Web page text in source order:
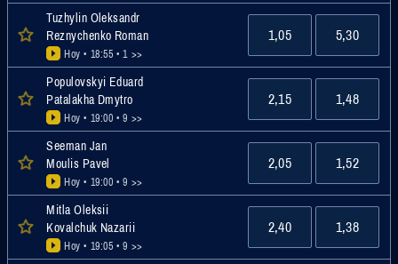
Tuzhylin Oleksandr
Reznychenko Roman
Hoy • 18:55 • 1 >>
1,05 5,30
Populovskyi Eduard
Patalakha Dmytro
Hoy • 19:00 • 9 >>
2,15 1,48
Seeman Jan
Moulis Pavel
Hoy • 19:00 • 9 >>
2,05 1,52
Mitla Oleksii
Kovalchuk Nazarii
Hoy • 19:05 • 9 >>
2,40 1,38